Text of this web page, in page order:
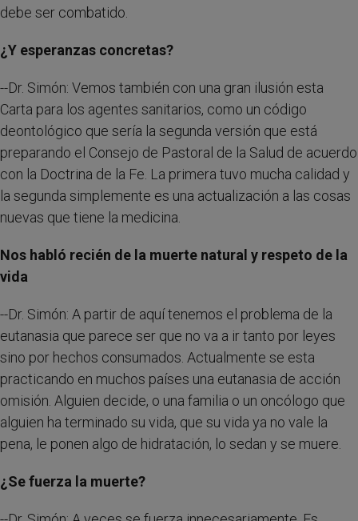
debe ser combatido.
¿Y esperanzas concretas?
--Dr. Simón: Vemos también con una gran ilusión esta
Carta para los agentes sanitarios, como un código
deontológico que sería la segunda versión que está
preparando el Consejo de Pastoral de la Salud de acuerdo
con la Doctrina de la Fe. La primera tuvo mucha calidad y
la segunda simplemente es una actualización a las cosas
nuevas que tiene la medicina.
Nos habló recién de la muerte natural y respeto de la
vida
--Dr. Simón: A partir de aquí tenemos el problema de la
eutanasia que parece ser que no va a ir tanto por leyes
sino por hechos consumados. Actualmente se esta
practicando en muchos países una eutanasia de acción
omisión. Alguien decide, o una familia o un oncólogo que
alguien ha terminado su vida, que su vida ya no vale la
pena, le ponen algo de hidratación, lo sedan y se muere.
¿Se fuerza la muerte?